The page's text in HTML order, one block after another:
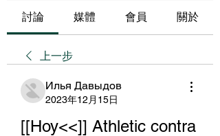
討論 媒體 會員 關於
上一步
Илья Давыдов
2023年12月15日
[[Hoy<<]] Athletic contra